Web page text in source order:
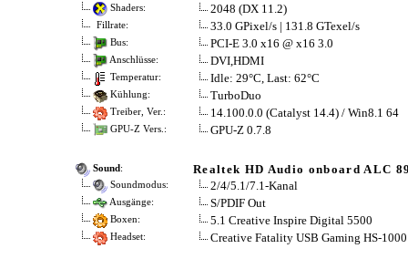
Shaders: 2048 (DX 11.2)
Fillrate: 33.0 GPixel/s | 131.8 GTexel/s
Bus: PCI-E 3.0 x16 @ x16 3.0
Anschlüsse: DVI,HDMI
Temperatur: Idle: 29°C, Last: 62°C
Kühlung: TurboDuo
Treiber, Ver.: 14.100.0.0 (Catalyst 14.4) / Win8.1 64
GPU-Z Vers.: GPU-Z 0.7.8
Sound: Realtek HD Audio onboard ALC
Soundmodus: 2/4/5.1/7.1-Kanal
Ausgänge: S/PDIF Out
Boxen: 5.1 Creative Inspire Digital 5500
Headset: Creative Fatality USB Gaming HS-1000